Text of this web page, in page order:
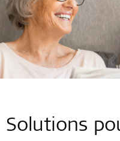
Solutions